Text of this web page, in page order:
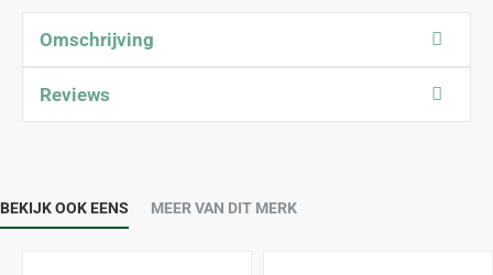
Omschrijving
Reviews
BEKIJK OOK EENS MEER VAN DIT MERK